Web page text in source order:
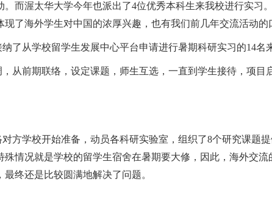
而渥太华大学今年也派出了4位优秀本科生来我校进行实习
了海外学生对中国的浓厚兴趣，也有我们前几年交流活动的
了从学校留学生发展中心平台申请进行暑期科研实习的14名
从前期联络，设定课题，师生互选，一直到学生接待，项目
方学校开始准备，动员各科研实验室，组织了8个研究课题
情况就是学校的留学生宿舍在暑期要大修，因此，海外交
终还是比较圆满地解决了问题。